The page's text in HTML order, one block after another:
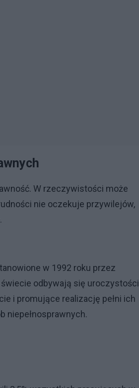
W rzeczywistości może
nie oczekuje przywilejów,
w 1992 roku przez
odbywają się uroczystości
i promujące realizację pełni ich
niepełnosprawnych.